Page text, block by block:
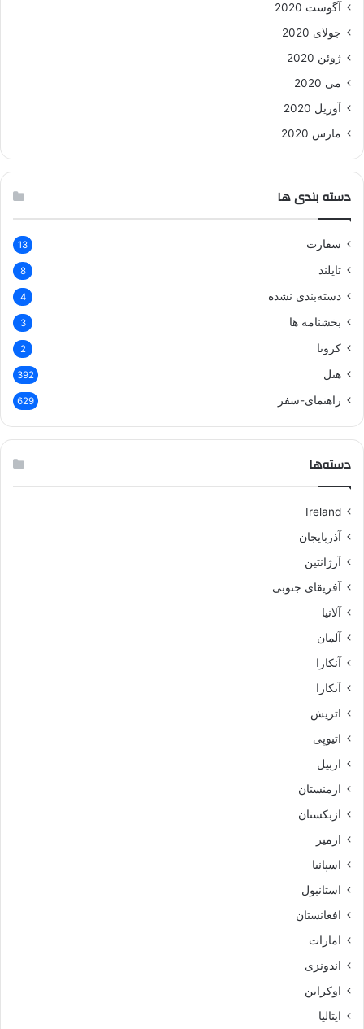
آگوست 2020
جولای 2020
ژوئن 2020
می 2020
آوریل 2020
مارس 2020
دسته بندی ها
سفارت 13
تایلند 8
دسته‌بندی نشده 4
بخشنامه ها 3
کرونا 2
هتل 392
راهنمای-سفر 629
دسته‌ها
Ireland
آذربایجان
آرژانتین
آفریقای جنوبی
آلانیا
آلمان
آنکارا
آنکارا
اتریش
اتیوپی
اربیل
ارمنستان
ازبکستان
ازمیر
اسپانیا
استانبول
افغانستان
امارات
اندونزی
اوکراین
ایتالیا